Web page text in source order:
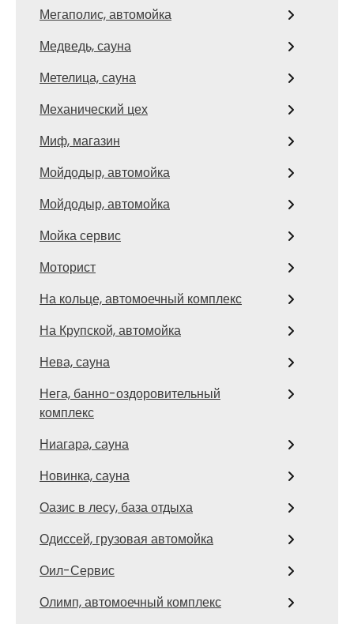
Мегаполис, автомойка
Медведь, сауна
Метелица, сауна
Механический цех
Миф, магазин
Мойдодыр, автомойка
Мойдодыр, автомойка
Мойка сервис
Моторист
На кольце, автомоечный комплекс
На Крупской, автомойка
Нева, сауна
Нега, банно-оздоровительный
комплекс
Ниагара, сауна
Новинка, сауна
Оазис в лесу, база отдыха
Одиссей, грузовая автомойка
Оил-Сервис
Олимп, автомоечный комплекс